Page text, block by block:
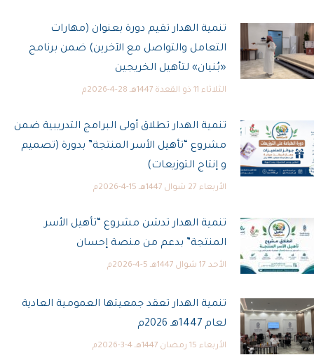
تنمية الهدار تقيم دورة بعنوان (مهارات
التعامل والتواصل مع الآخرين) ضمن برنامج
«بُنيان» لتأهيل الخريجين
الثلاثاء 11 ذو القعدة 1447هـ 28-4-2026م
تنمية الهدار تطلاق أولى البرامج التدريبية ضمن
مشروع “تأهيل الأسر المنتجة” بدورة (تصميم
و إنتاج التوزيعات)
الأربعاء 27 شوال 1447هـ 15-4-2026م
تنمية الهدار تدشن مشروع “تأهيل الأسر
المنتجة” بدعم من منصة إحسان
الأحد 17 شوال 1447هـ 5-4-2026م
تنمية الهدار تعقد جمعيتها العمومية العادية
لعام 1447هـ 2026م
الأربعاء 15 رمضان 1447هـ 4-3-2026م